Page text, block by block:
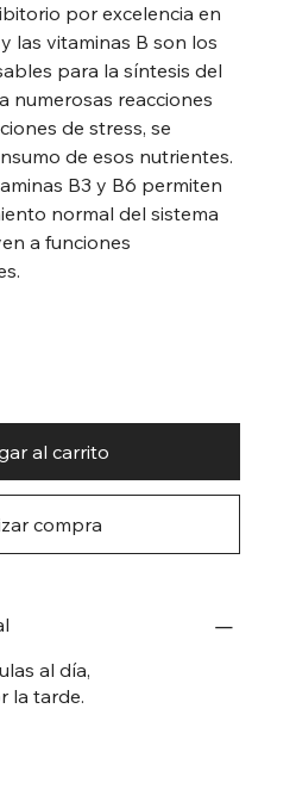
por excelencia en
las vitaminas B son los
para la síntesis del
numerosas reacciones
de stress, se
de esos nutrientes.
B3 y B6 permiten
normal del sistema
a funciones
al carrito
compra
al día,
la tarde.